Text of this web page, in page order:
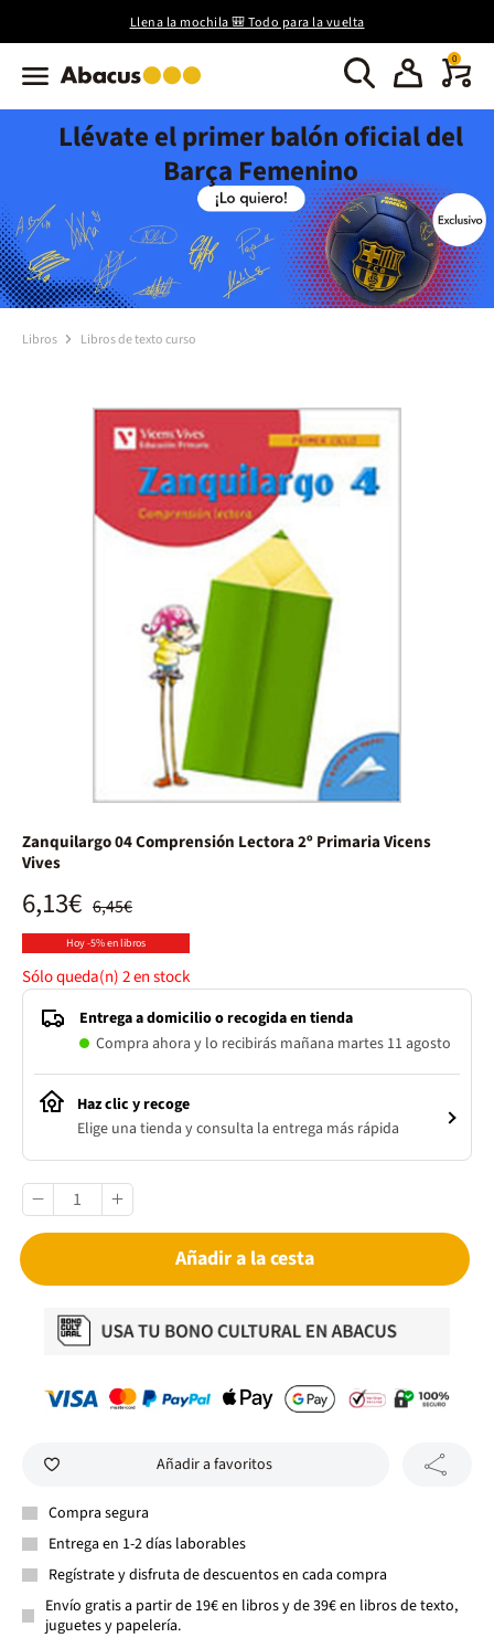
Llena la mochila 🎒 Todo para la vuelta
0
Llévate el primer balón oficial del
Barça Femenino
Libros Libros de texto curso
Zanquilargo 04 Comprensión Lectora 2º Primaria Vicens
Vives
6,45€
6,13€
Hoy -5% en libros
Sólo queda(n)2en stock
Entrega a domicilio o recogida en tienda
Compra ahora y lo recibirás mañana martes 11 agosto
Haz clic y recoge
Elige una tienda y consulta la entrega más rápida
Añadir a la cesta
Añadir a favoritos
Compra segura
Entrega en 1-2 días laborables
Regístrate y disfruta de descuentos en cada compra
Envío gratis a partir de 19€ en libros y de 39€ en libros de texto,
juguetes y papelería.